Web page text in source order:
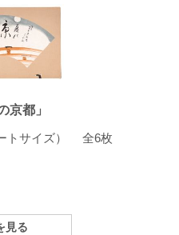
京都」
トサイズ） 全6枚
見る